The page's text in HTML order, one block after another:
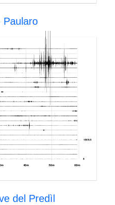
Paularo
del Predìl